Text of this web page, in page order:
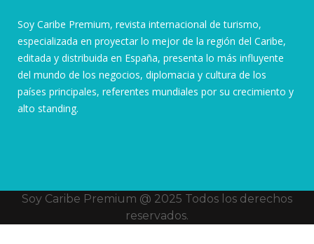
Soy Caribe Premium, revista internacional de turismo,
especializada en proyectar lo mejor de la región del Caribe,
editada y distribuida en España, presenta lo más influyente
del mundo de los negocios, diplomacia y cultura de los
países principales, referentes mundiales por su crecimiento y
alto standing.
Soy Caribe Premium @ 2025 Todos los derechos
reservados.